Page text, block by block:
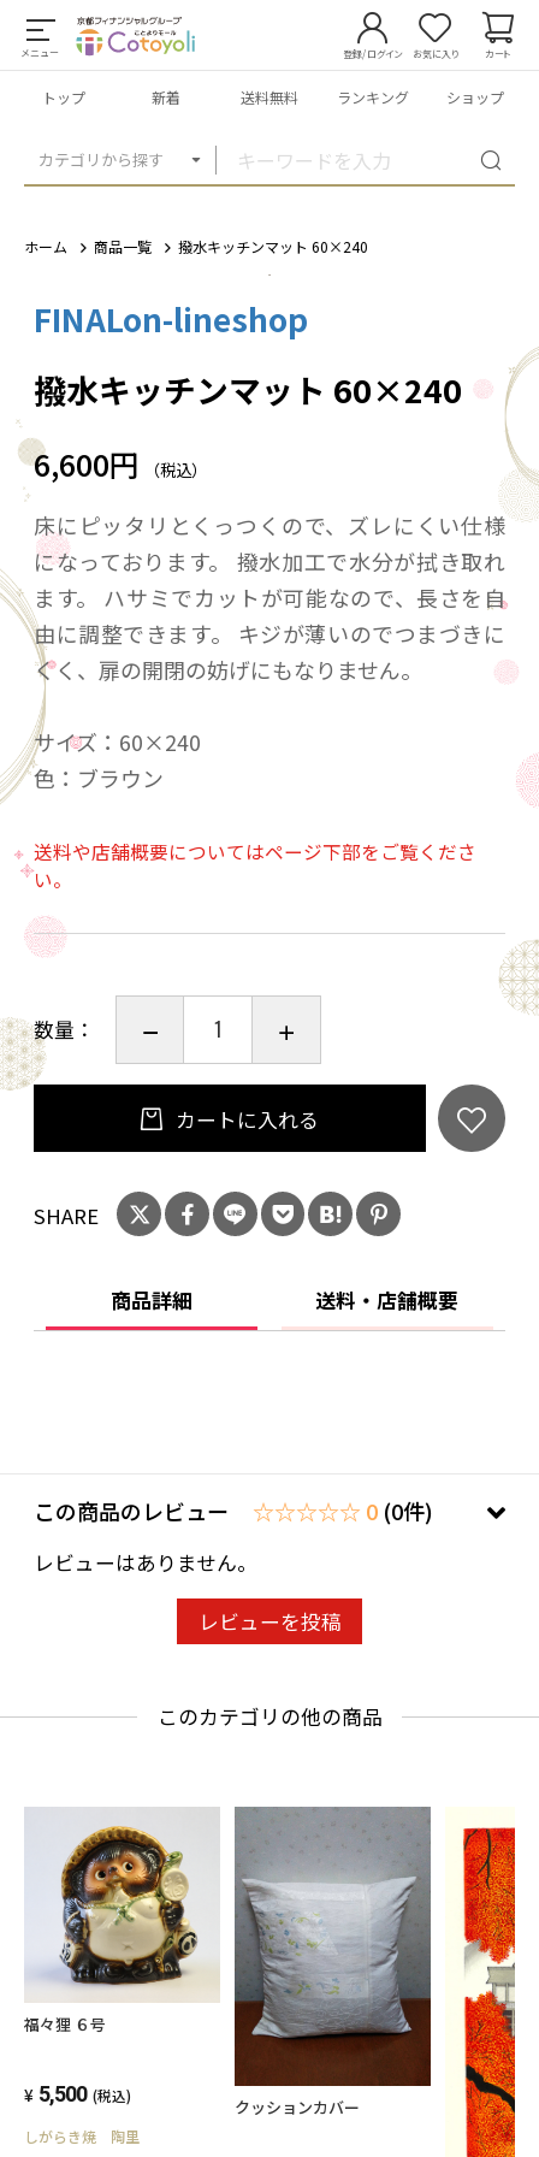
メニュー
カテゴリから探す
登録/ログイン お気に入り カート
トップ 新着 送料無料 ランキング ショップ
ホーム 商品一覧 撥水キッチンマット 60×240
FINALon-lineshop
撥水キッチンマット 60×240
6,600円 （税込）
床にピッタリとくっつくので、ズレにくい仕様
になっております。 撥水加工で水分が拭き取れ
ます。 ハサミでカットが可能なので、長さを自
由に調整できます。 キジが薄いのでつまづきに
くく、扉の開閉の妨げにもなりません。
サイズ：60×240
色：ブラウン
送料や店舗概要についてはページ下部をご覧くださ
い。
数量：
カートに入れる
SHARE
商品詳細 送料・店舗概要
この商品のレビュー ☆☆☆☆☆ 0 (0件)
レビューはありません。
レビューを投稿
このカテゴリの他の商品
福々狸 ６号
5,500 (税込)
しがらき焼 陶里
クッションカバー